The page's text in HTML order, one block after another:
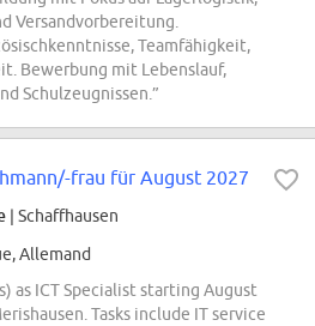
Versandvorbereitung.
Teamfähigkeit,
Bewerbung mit Lebenslauf,
Schulzeugnissen.”
frau für August 2027
| Schaffhausen
Allemand
as ICT Specialist starting August
Tasks include IT service